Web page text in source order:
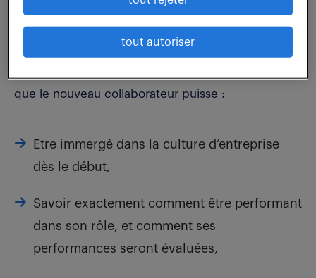
Réussir l’intégration d’un
collaborateur en 3 étapes
que le nouveau collaborateur puisse :
Etre immergé dans la culture d’entreprise
dès le début,
Savoir exactement comment être performant
dans son rôle, et comment ses
performances seront évaluées,
tout autoriser